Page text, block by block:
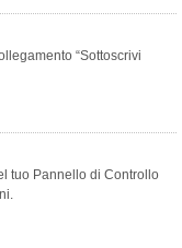
“Sottoscrivi
tuo Pannello di Controllo